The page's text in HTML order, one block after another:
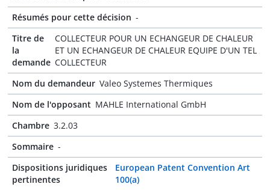
Résumés pour cette décision -
Titre de
la
demande
COLLECTEUR POUR UN ECHANGEUR DE CHALEUR
ET UN ECHANGEUR DE CHALEUR EQUIPE D'UN TEL
COLLECTEUR
Nom du demandeur Valeo Systemes Thermiques
Nom de l'opposant MAHLE International GmbH
Chambre 3.2.03
Sommaire -
Dispositions juridiques
pertinentes
European Patent Convention Art
100(a)